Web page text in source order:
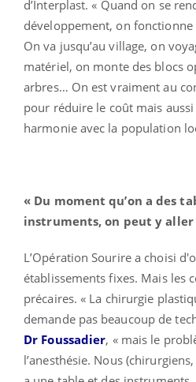
d’Interplast. « Quand on se
développement, on
On va jusqu’au village, on
matériel, on monte des blocs
arbres… On est vraiment au
pour réduire le coût mais
harmonie avec la population
« Du moment qu’on a des
instruments, on peut y aller
L’Opération Sourire a choisi
établissements fixes. Mais les
précaires. « La chirurgie
demande pas beaucoup de
Dr Foussadier, « mais le
l’anesthésie. Nous